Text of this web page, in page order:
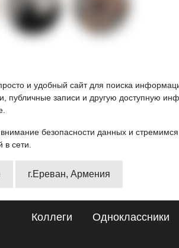
и удобный сайт для поиска
публичные записи и другую доступную
безопасности данных и
сети.
г.Ереван, Армения
Коллеги Одноклассники